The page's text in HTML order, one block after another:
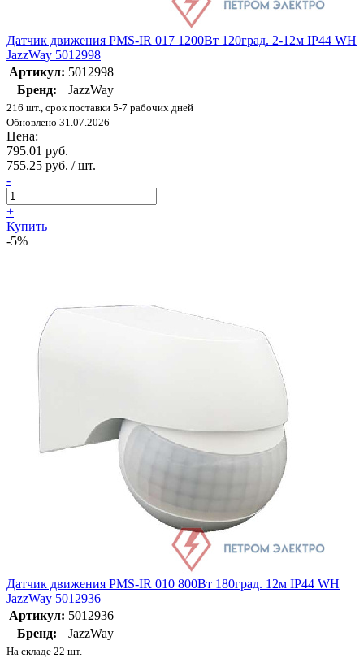
Датчик движения PMS-IR 017 1200Вт 120град. 2-12м IP44 WH
JazzWay 5012998
Артикул: 5012998
Бренд:
JazzWay
216 шт., срок поставки 5-7 рабочих дней
Обновлено 31.07.2026
Цена:
795.01 руб.
755.25 руб. / шт.
-
+
Купить
-5%
Датчик движения PMS-IR 010 800Вт 180град. 12м IP44 WH
JazzWay 5012936
Артикул: 5012936
Бренд:
JazzWay
На складе 22 шт.